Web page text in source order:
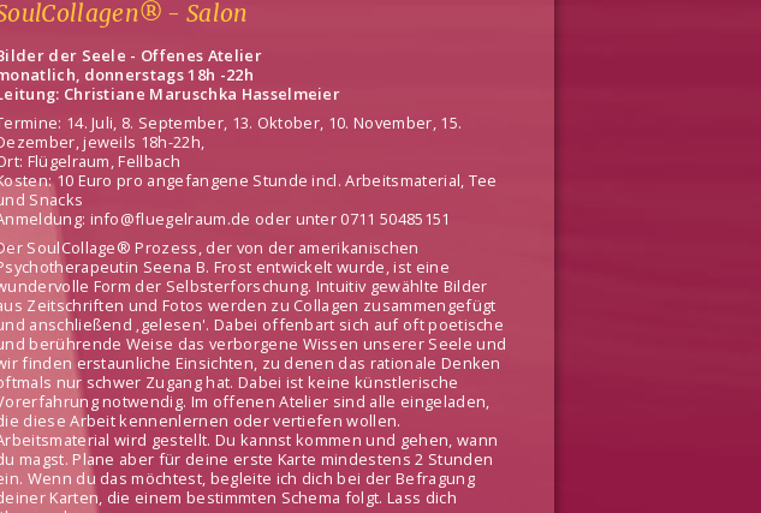
- Salon
der Seele - Offenes Atelier
donnerstags 18h -22h
Christiane Maruschka Hasselmeier
14. Juli, 8. September, 13. Oktober, 10. November, 15.
jeweils 18h-22h,
Flügelraum, Fellbach
10 Euro pro angefangene Stunde incl. Arbeitsmaterial, Tee
Snacks
info@fluegelraum.de oder unter 0711 50485151
SoulCollage® Prozess, der von der amerikanischen
Seena B. Frost entwickelt wurde, ist eine
Form der Selbsterforschung. Intuitiv gewählte Bilder
Zeitschriften und Fotos werden zu Collagen zusammengefügt
anschließend ‚gelesen'. Dabei offenbart sich auf oft poetische
berührende Weise das verborgene Wissen unserer Seele und
finden erstaunliche Einsichten, zu denen das rationale Denken
nur schwer Zugang hat. Dabei ist keine künstlerische
notwendig. Im offenen Atelier sind alle eingeladen,
diese Arbeit kennenlernen oder vertiefen wollen.
wird gestellt. Du kannst kommen und gehen, wann
magst. Plane aber für deine erste Karte mindestens 2 Stunden
Wenn du das möchtest, begleite ich dich bei der Befragung
Karten, die einem bestimmten Schema folgt. Lass dich